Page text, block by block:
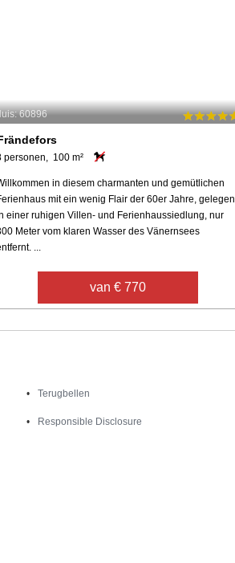
60896
personen, 100 m²
in diesem charmanten und gemütlichen
mit ein wenig Flair der 60er Jahre, gelegen
einer ruhigen Villen- und Ferienhaussiedlung, nur
Meter vom klaren Wasser des Vänernsees
...
van € 770
Terugbellen
Responsible Disclosure